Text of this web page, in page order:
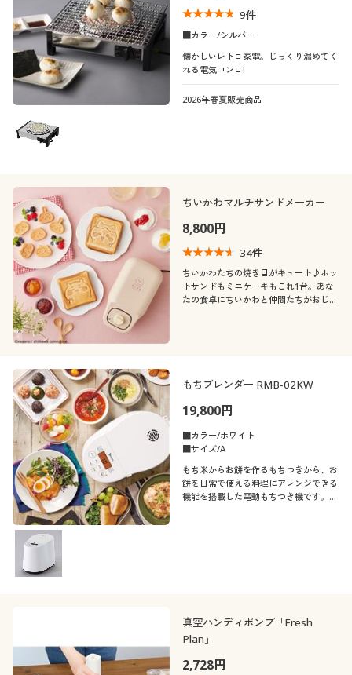
9件
■カラー/シルバー
懐かしいレトロ家電。じっくり温めてく
れる電気コンロ!
2026年春夏販売商品
ちいかわマルチサンドメーカー
8,800円
34件
ちいかわたちの焼き目がキュート♪ホッ
トサンドもミニケーキもこれ1台。あな
たの食卓にちいかわと仲間たちがおじゃ
もちブレンダー RMB-02KW
19,800円
■カラー/ホワイト
■サイズ/A
もち米からお餅を作るもちつきから、お
餅を日常で使える料理にアレンジできる
機能を搭載した電動もちつき機です。お
真空ハンディポンプ「Fresh
Plan」
2,728円